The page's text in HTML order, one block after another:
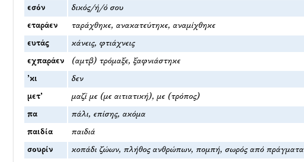
εσόν δικός/ή/ό σου
εταράεν ταράχθηκε, ανακατεύτηκε, αναμίχθηκε
ευτάς κάνεις, φτιάχνεις
εχπαράεν (αμτβ) τρόμαξε, ξαφνιάστηκε
’κι δεν
μετ’ μαζί με (με αιτιατική), με (τρόπος)
πα πάλι, επίσης, ακόμα
παιδία παιδιά
σουρίν κοπάδι ζώων, πλήθος ανθρώπων, πομπή, σωρός από πράγματα